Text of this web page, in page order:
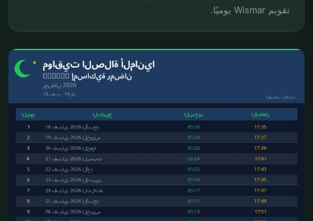
تقويم Wismar يوميًا.